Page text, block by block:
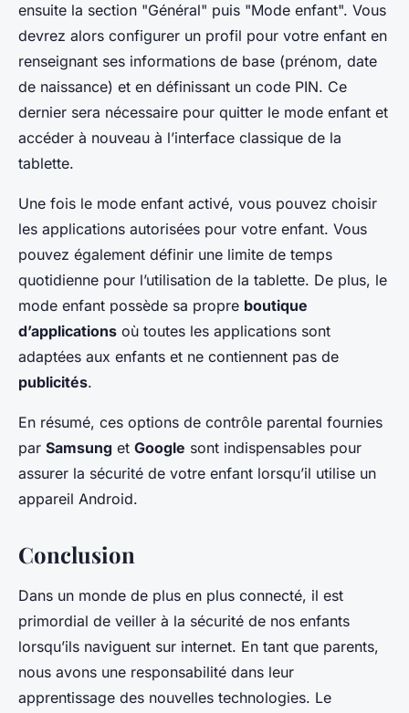
ensuite la section "Général" puis "Mode enfant". Vous
devrez alors configurer un profil pour votre enfant en
renseignant ses informations de base (prénom, date
de naissance) et en définissant un code PIN. Ce
dernier sera nécessaire pour quitter le mode enfant et
accéder à nouveau à l’interface classique de la
tablette.
Une fois le mode enfant activé, vous pouvez choisir
les applications autorisées pour votre enfant. Vous
pouvez également définir une limite de temps
quotidienne pour l’utilisation de la tablette. De plus, le
mode enfant possède sa propre boutique
d’applications où toutes les applications sont
adaptées aux enfants et ne contiennent pas de
publicités.
En résumé, ces options de contrôle parental fournies
par Samsung et Google sont indispensables pour
assurer la sécurité de votre enfant lorsqu’il utilise un
appareil Android.
Conclusion
Dans un monde de plus en plus connecté, il est
primordial de veiller à la sécurité de nos enfants
lorsqu’ils naviguent sur internet. En tant que parents,
nous avons une responsabilité dans leur
apprentissage des nouvelles technologies. Le